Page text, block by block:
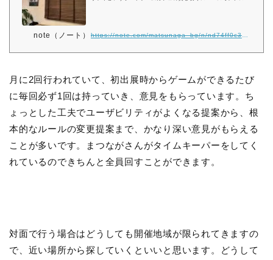
6%9B%9C%E3%83%86%E3%82%B9%E3%83%88%E3%83%9
note（ノート） https://note.com/matsunaga_bg/n/nd74ff0c321ed
月に2回行われていて、初出展時からゲームができるたび
に毎回必ず1回は持っていき、意見をもらっています。ち
ょっとした工夫でユーザビリティがよくなる提案から、根
本的なルールの変更提案まで、かなり深い意見がもらえる
ことが多いです。まつながさんがタイムキーパーをしてく
れているのできちんと全員回すことができます。
対面で行う場合はどうしても開催地域が限られてきますの
で、近い場所から探していくといいと思います。どうして